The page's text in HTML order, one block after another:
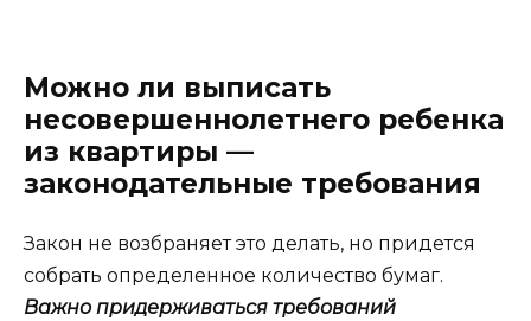
Можно ли выписать
несовершеннолетнего ребенка
из квартиры —
законодательные требования
Закон не возбраняет это делать, но придется
собрать определенное количество бумаг.
Важно придерживаться требований